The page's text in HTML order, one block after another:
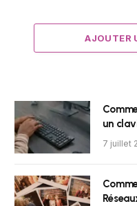
AJOUTER
un
7 juillet